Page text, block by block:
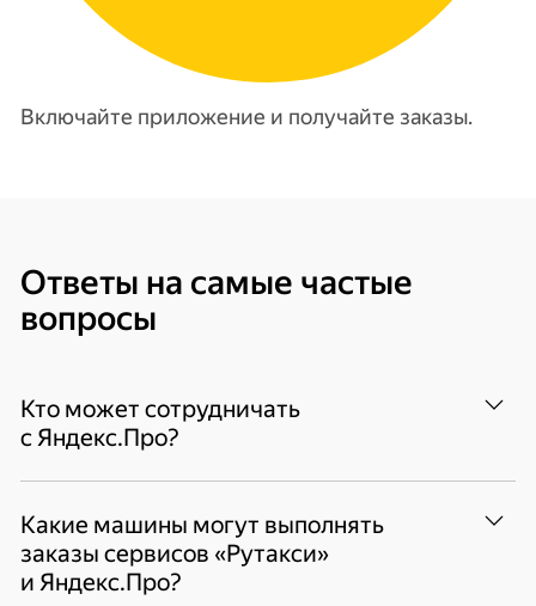
Включайте приложение и получайте заказы.
Ответы на самые частые
вопросы
Кто может сотрудничать
с Яндекс.Про?
самозанятые и ИП. При регистрации
в одном из таксопарков будет создан
профиль с вашими данными, сотрудничать
Какие машины могут выполнять
заказы сервисов «Рутакси»
и Яндекс.Про?